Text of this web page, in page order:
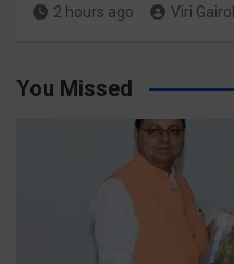
2 hours ago Viri
You Missed